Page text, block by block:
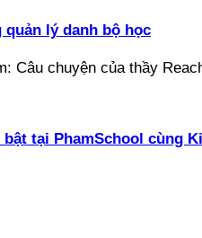
lý danh bộ học
tại PhamSchool cùng